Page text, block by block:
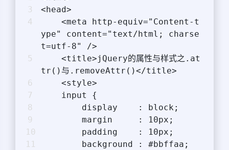
<head>
ype" content="text/html; charse
t=utf-8" />
tr()与.removeAttr()</title>
    <style>
    input {
        display    : block;
        margin     : 10px;
        padding    : 10px;
        background : #bbffaa;